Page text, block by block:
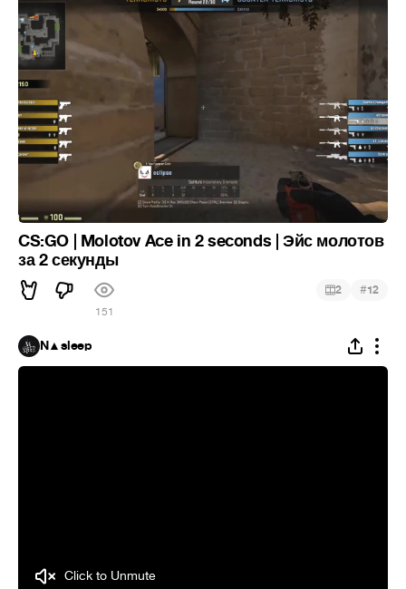
CS:GO | Molotov Ace in 2 seconds | Эйс молотов
за 2 секунды
151
2 #12
N▲sleep
Click to Unmute